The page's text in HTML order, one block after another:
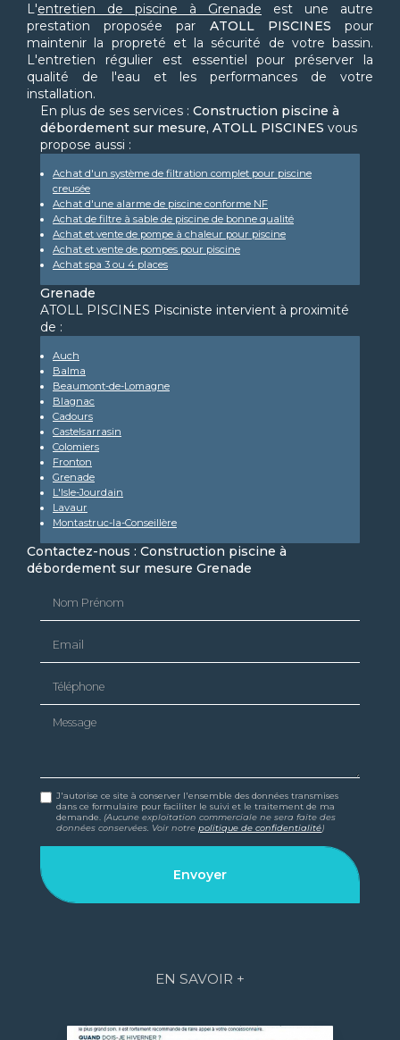
L'entretien de piscine à Grenade est une autre
prestation proposée par ATOLL PISCINES pour
maintenir la propreté et la sécurité de votre bassin.
L'entretien régulier est essentiel pour préserver la
qualité de l'eau et les performances de votre
installation.
En plus de ses services : Construction piscine à
débordement sur mesure, ATOLL PISCINES vous
propose aussi :
Achat d'un système de filtration complet pour piscine
creusée
Achat d'une alarme de piscine conforme NF
Achat de filtre à sable de piscine de bonne qualité
Achat et vente de pompe à chaleur pour piscine
Achat et vente de pompes pour piscine
Achat spa 3 ou 4 places
Grenade
ATOLL PISCINES Pisciniste intervient à proximité
de :
Auch
Balma
Beaumont-de-Lomagne
Blagnac
Cadours
Castelsarrasin
Colomiers
Fronton
Grenade
L'Isle-Jourdain
Lavaur
Montastruc-la-Conseillère
Contactez-nous : Construction piscine à
débordement sur mesure Grenade
Message
J'autorise ce site à conserver l'ensemble des données transmises
dans ce formulaire pour faciliter le suivi et le traitement de ma
demande. (Aucune exploitation commerciale ne sera faite des
données conservées. Voir notrepolitique de confidentialité)
EN SAVOIR +